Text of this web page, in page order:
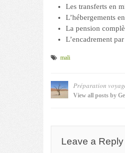
Les transferts en
L’hébergements
La pension
L’encadrement
mali
Préparation
View all posts by
Leave a Reply